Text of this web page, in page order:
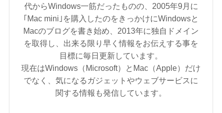
代からWindows一筋だったものの、2005年9月に
｢Mac mini｣を購入したのをきっかけにWindowsと
Macのブログを書き始め、2013年に独自ドメイン
を取得し、出来る限り早く情報をお伝えする事を
目標に毎日更新しています。
現在はWindows（Microsoft）とMac（Apple）だけ
でなく、気になるガジェットやウェブサービスに
関する情報も発信しています。